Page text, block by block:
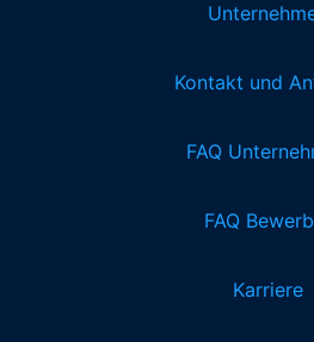
Kontakt und
FAQ
FAQ
Karriere